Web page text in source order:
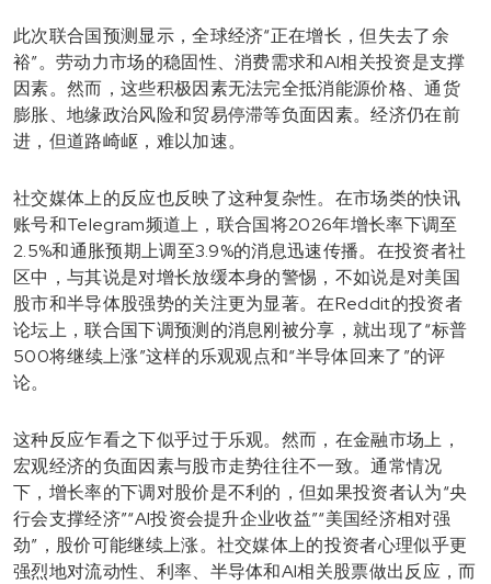
此次联合国预测显示，全球经济“正在增长，但失去了余
裕”。劳动力市场的稳固性、消费需求和AI相关投资是支撑
因素。然而，这些积极因素无法完全抵消能源价格、通货
膨胀、地缘政治风险和贸易停滞等负面因素。经济仍在前
进，但道路崎岖，难以加速。
社交媒体上的反应也反映了这种复杂性。在市场类的快讯
账号和Telegram频道上，联合国将2026年增长率下调至
2.5%和通胀预期上调至3.9%的消息迅速传播。在投资者社
区中，与其说是对增长放缓本身的警惕，不如说是对美国
股市和半导体股强势的关注更为显著。在Reddit的投资者
论坛上，联合国下调预测的消息刚被分享，就出现了“标普
500将继续上涨”这样的乐观观点和“半导体回来了”的评
论。
这种反应乍看之下似乎过于乐观。然而，在金融市场上，
宏观经济的负面因素与股市走势往往不一致。通常情况
下，增长率的下调对股价是不利的，但如果投资者认为“央
行会支撑经济”“AI投资会提升企业收益”“美国经济相对强
劲”，股价可能继续上涨。社交媒体上的投资者心理似乎更
强烈地对流动性、利率、半导体和AI相关股票做出反应，而